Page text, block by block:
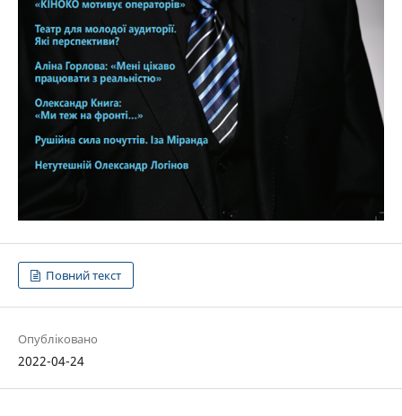
Повний текст
Опубліковано
2022-04-24